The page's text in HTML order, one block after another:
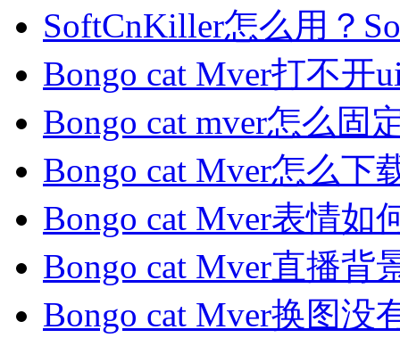
SoftCnKiller怎么用？
Bongo cat Mver打不开
Bongo cat mver怎么固
Bongo cat Mver怎么下
Bongo cat Mver表情如
Bongo cat Mver直播背
Bongo cat Mver换图没